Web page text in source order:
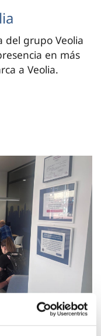
del grupo Veolia
en más
a Veolia.